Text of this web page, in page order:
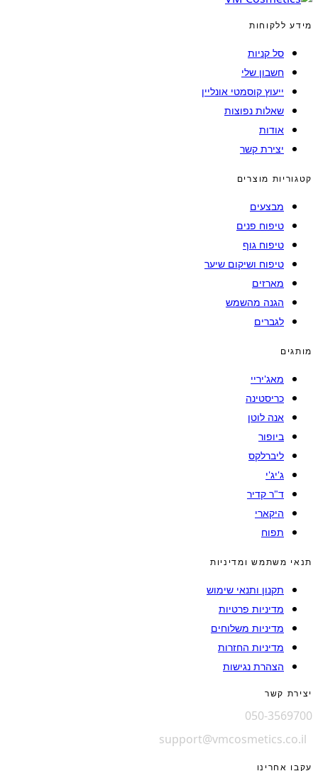
מידע ללקוחות
סל קניות
חשבון שלי
ייעוץ קוסמטי אונליין
שאלות נפוצות
אודות
יצירת קשר
קטגוריות מוצרים
מבצעים
טיפוח פנים
טיפוח גוף
טיפוח ושיקום שיער
מארזים
הגנה מהשמש
לגברים
מותגים
מאג'יריי
כריסטינה
אנה לוטן
ביופור
ליברלקס
ג'יג'י
ד"ר קדיר
היקארי
תפוח
תנאי משתמש ומדיניות
תקנון ותנאי שימוש
מדיניות פרטיות
מדיניות משלוחים
מדיניות החזרות
הצהרת נגישות
יצירת קשר
050-3569700
support@vmcosmetics.co.il
עקבו אחרינו